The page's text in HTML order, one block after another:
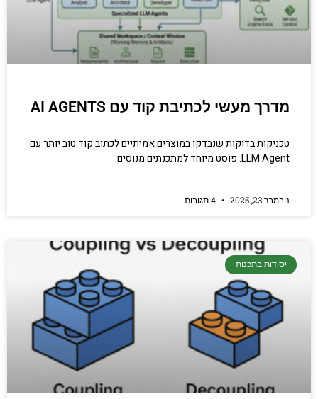
מדרך מעשי לכתיבת קוד עם AI AGENTS
טכניקות בדוקות שנבדקו במוצרים אמיתיים לכתוב קוד טוב יותר עם
LLM Agent. פוסט מיוחד למתכנתים מנוסים.
נובמבר 23, 2025
יסודות בתכנות